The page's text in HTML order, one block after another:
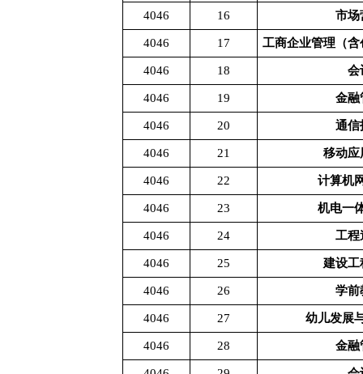
4046 16 市场
4046 17 工商企业管理（
4046 18 会
4046 19 金融
4046 20 通信
4046 21 移动应
4046 22 计算机
4046 23 机电一
4046 24 工程
4046 25 建设工
4046 26 学前
4046 27 幼儿发展
4046 28 金融